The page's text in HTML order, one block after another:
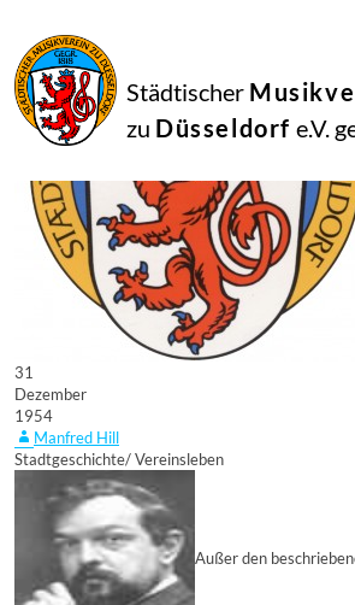
Städtischer
zu Düsseldorf e.V.
31
Dezember
1954
Manfred Hill
Stadtgeschichte/ Vereinsleben
Außer den